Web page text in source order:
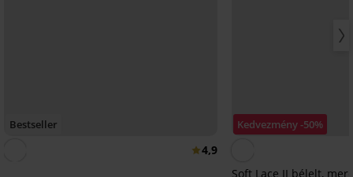
Bestseller
4,9
Kedvezmény -50%
Soft Lace II bélelt,